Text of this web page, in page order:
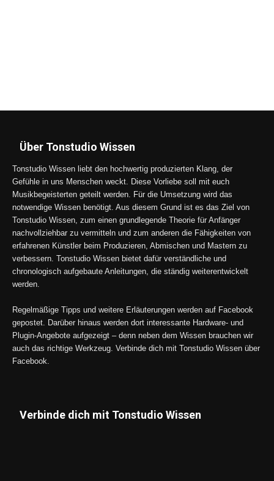
Über Tonstudio Wissen
Tonstudio Wissen liebt den hochwertig produzierten Klang, der
Gefühle in uns Menschen weckt. Diese Vorliebe soll mit euch
Musikbegeisterten geteilt werden. Für die Umsetzung wird das
notwendige Wissen benötigt. Aus diesem Grund ist es das Ziel von
Tonstudio Wissen, zum einen grundlegende Theorie für Anfänger
nachvollziehbar zu vermitteln und zum anderen die Fähigkeiten von
erfahrenen Künstler beim Produzieren, Abmischen und Mastern zu
verbessern. Tonstudio Wissen bietet dafür verständliche und
chronologisch aufgebaute Anleitungen, die ständig weiterentwickelt
werden.
Regelmäßige Tipps und weitere Erläuterungen werden auf Facebook
gepostet. Darüber hinaus werden dort interessante Hardware- und
Plugin-Angebote aufgezeigt – denn neben dem Wissen brauchen wir
auch das richtige Werkzeug. Verbinde dich mit Tonstudio Wissen über
Facebook.
Verbinde dich mit Tonstudio Wissen